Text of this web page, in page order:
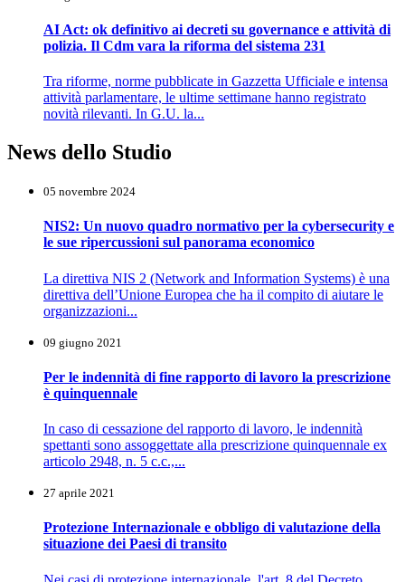
AI Act: ok definitivo ai decreti su governance e attività di
polizia. Il Cdm vara la riforma del sistema 231
Tra riforme, norme pubblicate in Gazzetta Ufficiale e intensa
attività parlamentare, le ultime settimane hanno registrato
novità rilevanti. In G.U. la...
News dello Studio
05 novembre 2024
NIS2: Un nuovo quadro normativo per la cybersecurity e
le sue ripercussioni sul panorama economico
La direttiva NIS 2 (Network and Information Systems) è una
direttiva dell’Unione Europea che ha il compito di aiutare le
organizzazioni...
09 giugno 2021
Per le indennità di fine rapporto di lavoro la prescrizione
è quinquennale
In caso di cessazione del rapporto di lavoro, le indennità
spettanti sono assoggettate alla prescrizione quinquennale ex
articolo 2948, n. 5 c.c.,...
27 aprile 2021
Protezione Internazionale e obbligo di valutazione della
situazione dei Paesi di transito